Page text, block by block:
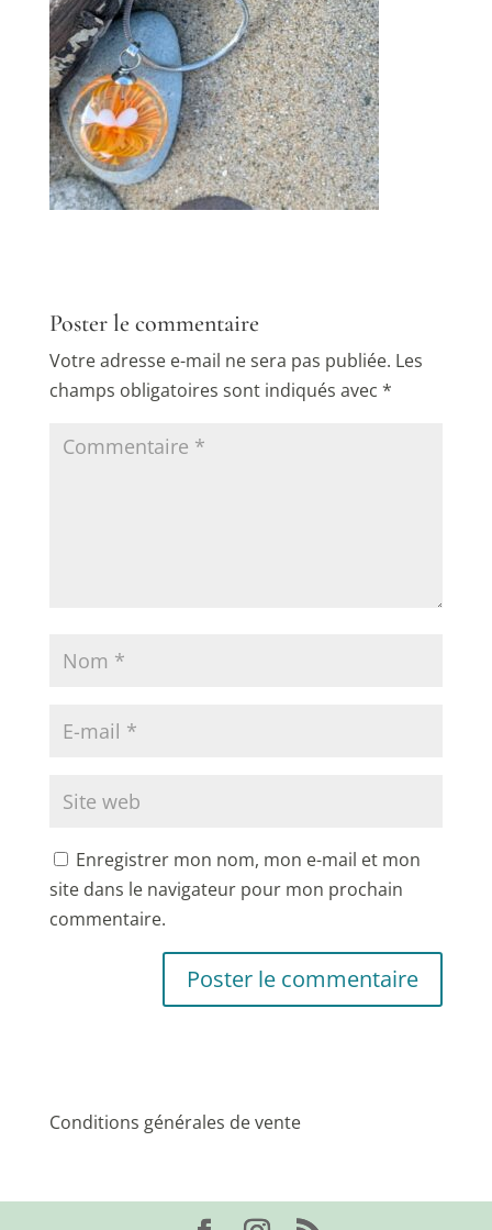
Poster le commentaire
Votre adresse e-mail ne sera pas publiée. Les
champs obligatoires sont indiqués avec *
Enregistrer mon nom, mon e-mail et mon
site dans le navigateur pour mon prochain
commentaire.
Conditions générales de vente